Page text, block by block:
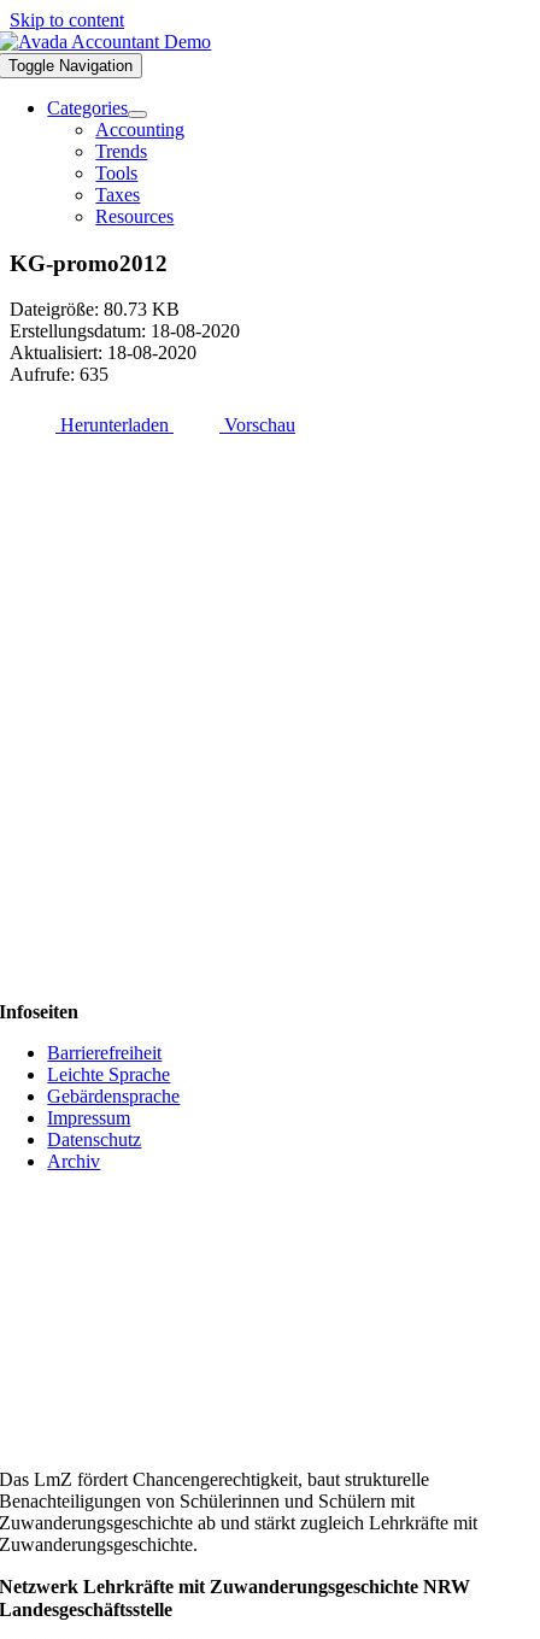
Skip to content
Toggle Navigation
Categories
Accounting
Trends
Tools
Taxes
Resources
KG-promo2012
Dateigröße: 80.73 KB
Erstellungsdatum: 18-08-2020
Aktualisiert: 18-08-2020
Aufrufe: 635
Herunterladen Vorschau
Infoseiten
Barrierefreiheit
Leichte Sprache
Gebärdensprache
Impressum
Datenschutz
Archiv
Das LmZ fördert Chancengerechtigkeit, baut strukturelle
Benachteiligungen von Schülerinnen und Schülern mit
Zuwanderungsgeschichte ab und stärkt zugleich Lehrkräfte mit
Zuwanderungsgeschichte.
Netzwerk Lehrkräfte mit Zuwanderungsgeschichte NRW
Landesgeschäftsstelle